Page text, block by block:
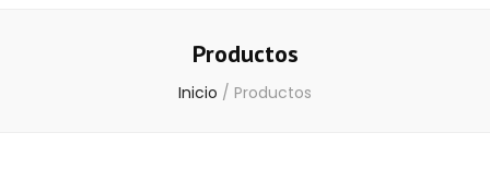
Productos
Inicio / Productos